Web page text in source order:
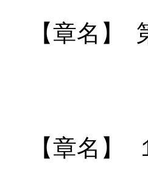
【章名】
【章名】